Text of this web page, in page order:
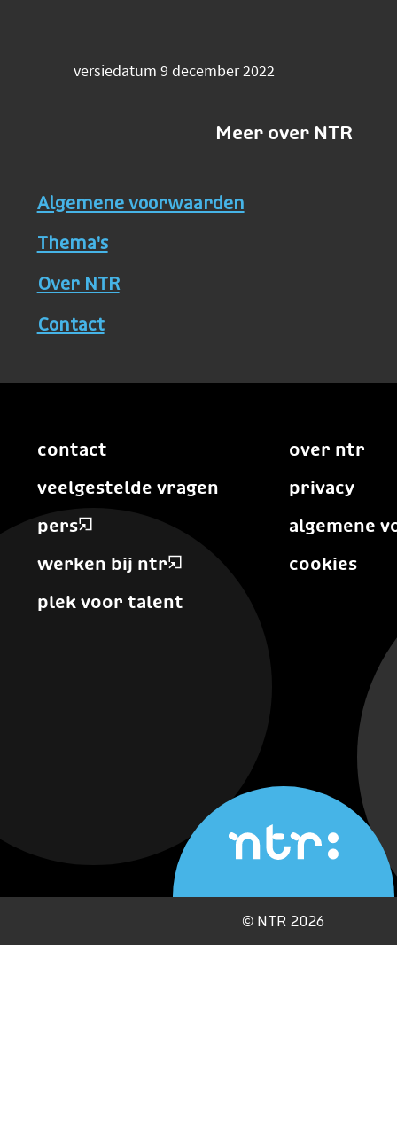
versiedatum 9 december 2022
Meer over NTR
Algemene voorwaarden
Thema's
Over NTR
Contact
contact
veelgestelde vragen
pers
werken bij ntr
plek voor talent
over ntr
privacy
algemene
cookies
© NTR 2026